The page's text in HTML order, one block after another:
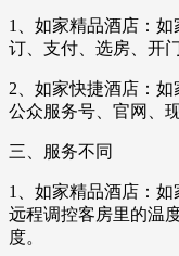
1、如家精品酒店：
订、支付、选房、开
2、如家快捷酒店：
公众服务号、官网、
三、服务不同
1、如家精品酒店：
远程调控客房里的温
度。